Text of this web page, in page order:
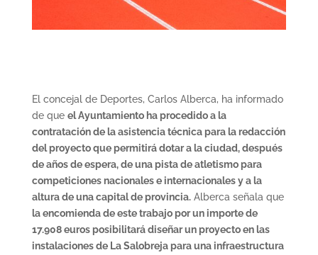
El concejal de Deportes, Carlos Alberca, ha informado
de que el Ayuntamiento ha procedido a la
contratación de la asistencia técnica para la redacción
del proyecto que permitirá dotar a la ciudad, después
de años de espera, de una pista de atletismo para
competiciones nacionales e internacionales y a la
altura de una capital de provincia.Alberca señala que
la encomienda de este trabajo por un importe de
17.908 euros posibilitará diseñar un proyecto en las
instalaciones de La Salobreja para una infraestructura